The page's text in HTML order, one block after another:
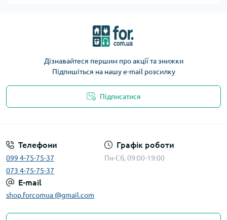
Дізнавайтеся першим про акції та знижки
Підпишіться на нашу e-mail розсилку
Підписатися
Телефони
099 4-75-75-37
073 4-75-75-37
Графік роботи
Пн-Сб, 09:00-19:00
E-mail
shop.forcomua @gmail.com